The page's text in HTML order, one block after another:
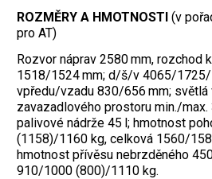
ROZMĚRY A HMOTNOSTI (v
pro AT)
Rozvor náprav 2580 mm, rozchod
1518/1524 mm; d/š/v 4065/1725/
vpředu/vzadu 830/656 mm; světlá
zavazadlového prostoru min./
palivové nádrže 45 l; hmotnost
(1158)/1160 kg, celková 1560/
hmotnost přívěsu nebrzděného
910/1000 (800)/1110 kg.